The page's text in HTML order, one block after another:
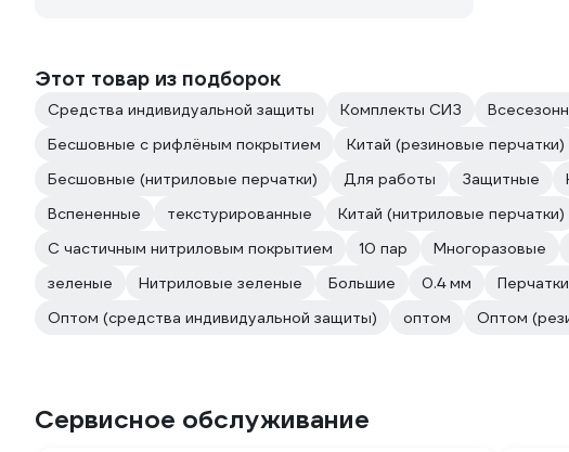
Этот товар из подборок
Средства индивидуальной защиты Комплекты СИЗ
Бесшовные с рифлёным покрытием
Китай (резиновые перчатки)
Бесшовные (нитриловые перчатки)
Для работы Защитные
Вспененные
текстурированные Китай (нитриловые перчатки)
С частичным нитриловым покрытием
10 пар Многоразовые
зеленые
Нитриловые зеленые Большие 0.4 мм
Оптом (средства индивидуальной защиты)
оптом Оптом
Сервисное обслуживание